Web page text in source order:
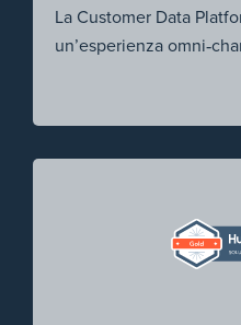
La Customer Data
un’esperienza